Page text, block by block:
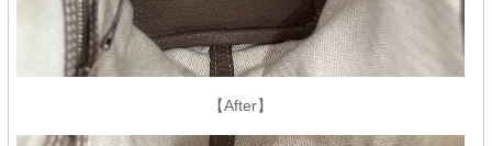
【After】